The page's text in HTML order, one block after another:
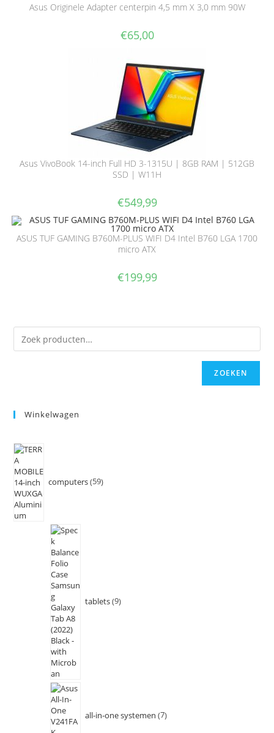
Asus Originele Adapter centerpin 4,5 mm X 3,0 mm 90W
€65,00
Asus VivoBook 14-inch Full HD 3-1315U | 8GB RAM | 512GB
SSD | W11H
€549,99
ASUS TUF GAMING B760M-PLUS WIFI D4 Intel B760 LGA 1700
micro ATX
€199,99
ZOEKEN
Winkelwagen
computers 59
tablets 9
all-in-one systemen 7